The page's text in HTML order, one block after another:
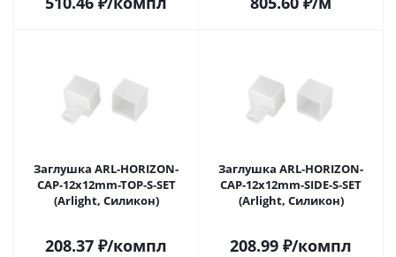
Заглушка ARL-HORIZON-
CAP-12x12mm-TOP-S-SET
(Arlight, Силикон)
208.37 ₽/компл
Заглушка ARL-HORIZON-
CAP-12x12mm-SIDE-S-SET
(Arlight, Силикон)
208.99 ₽/компл